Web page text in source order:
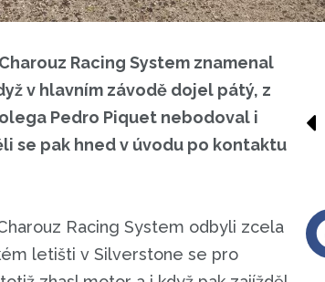
Racing System znamenal
v hlavním závodě dojel pátý, z
Pedro Piquet nebodoval i
se pak hned v úvodu po kontaktu
Racing System odbyli zcela
letišti v Silverstone se pro